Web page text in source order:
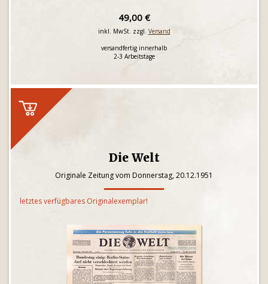
49,00 €
inkl. MwSt. zzgl. Versand
versandfertig innerhalb
2-3 Arbeitstage
Die Welt
Originale Zeitung vom Donnerstag, 20.12.1951
letztes verfügbares Originalexemplar!